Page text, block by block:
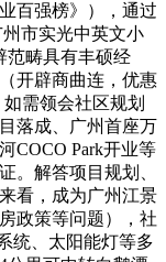
百强榜》），通过
市实光中英文小
范畴具有丰硕经
开辟商曲连，优惠
需领会社区规划
落成、广州首座万
COCO Park开业等
。解答项目规划、
看，成为广州江景
政策等问题），社
统、太阳能灯等多